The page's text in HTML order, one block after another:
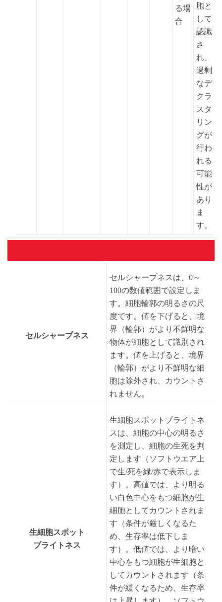
る場
合
胞と
して
認識
さ
れ、
過剰
なデ
クラ
スタ
リン
グが
行わ
れる
可能
性が
あり
ま
す。
セルシャープネス
セルシャープネスは、0～
100の数値範囲で設定しま
す。細胞輪郭の明るさの尺
度です。値を下げると、境
界（輪郭）がより不鮮明な
物体が細胞として識別され
ます。値を上げると、境界
（輪郭）がより不鮮明な細
胞は除外され、カウントさ
れません。
生細胞スポット
ブライトネス
生細胞スポットブライトネ
スは、細胞の中心の明るさ
を測定し、細胞の生死を判
定します（ソフトウエア上
で生/死を緑/赤で表示しま
す）。高値では、より明る
い白色中心をもつ細胞が生
細胞としてカウントされま
す（条件が厳しくなるた
め、生存率は低下しま
す）。低値では、より暗い
中心をもつ細胞が生細胞と
してカウントされます（条
件が緩くなるため、生存率